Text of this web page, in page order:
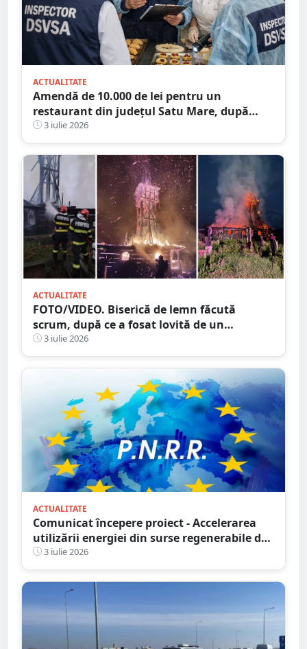
ACTUALITATE
Amendă de 10.000 de lei pentru un
restaurant din județul Satu Mare, după
verificările DSVSA
3 iulie 2026
ACTUALITATE
FOTO/VIDEO. Biserică de lemn făcută
scrum, după ce a fosat lovită de un
TRĂSNET
3 iulie 2026
ACTUALITATE
Comunicat începere proiect - Accelerarea
utilizării energiei din surse regenerabile de
către proprietăți aparținând persoanelor
fizice din județul Satu Mare - M SYS SRL
3 iulie 2026